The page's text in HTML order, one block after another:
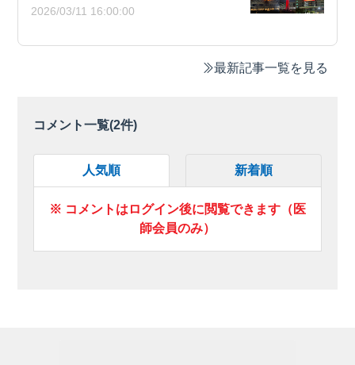
2026/03/11 16:00:00
最新記事一覧を見る
コメント一覧(2件)
人気順 新着順
※ コメントはログイン後に閲覧できます（医
師会員のみ）